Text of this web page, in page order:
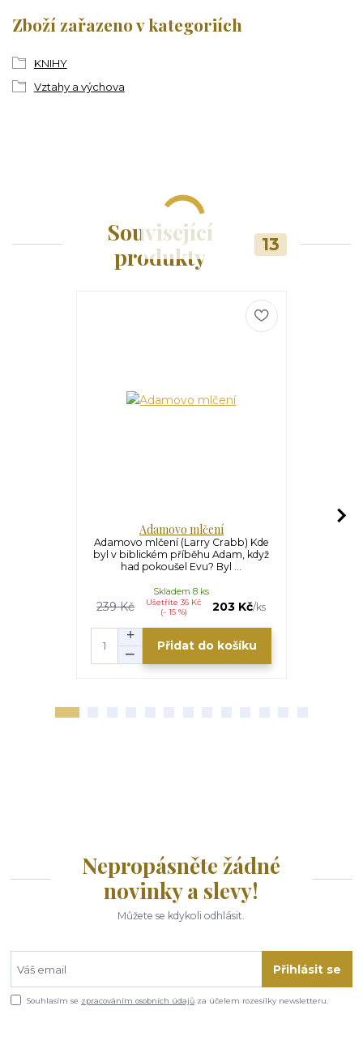
Zboží zařazeno v kategoriích
KNIHY
Vztahy a výchova
Související
produkty
13
Adamovo mlčení
Adamovo mlčení (Larry Crabb) Kde
byl v biblickém příběhu Adam, když
had pokoušel Evu? Byl ...
239 Kč
Ušetříte 36 Kč
(- 15 %)
203 Kč/ks
Skladem 8 ks
Přidat do košíku
Nepropásněte žádné
novinky a slevy!
Můžete se kdykoli odhlásit.
Přihlásit se
Souhlasím se zpracováním osobních údajů za účelem rozesílky newsletteru.